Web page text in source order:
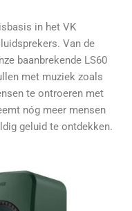
in het VK
Van de
baanbrekende LS60
met muziek zoals
te ontroeren met
nóg meer mensen
geluid te ontdekken.